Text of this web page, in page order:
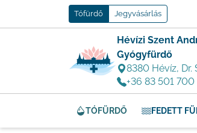
Tófürdő Jegyvásárlás
Hévízi Szent
Gyógyfürdő
8380 Hévíz, Dr.
+36 83 501 700
TÓFÜRDŐ FEDETT